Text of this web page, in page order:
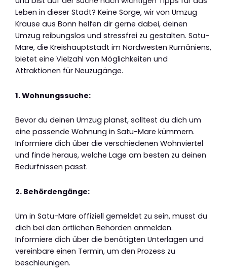
Leben in dieser Stadt? Keine Sorge, wir von Umzug
Krause aus Bonn helfen dir gerne dabei, deinen
Umzug reibungslos und stressfrei zu gestalten. Satu-
Mare, die Kreishauptstadt im Nordwesten Rumäniens,
bietet eine Vielzahl von Möglichkeiten und
Attraktionen für Neuzugänge.
1. Wohnungssuche:
Bevor du deinen Umzug planst, solltest du dich um
eine passende Wohnung in Satu-Mare kümmern.
Informiere dich über die verschiedenen Wohnviertel
und finde heraus, welche Lage am besten zu deinen
Bedürfnissen passt.
2. Behördengänge:
Um in Satu-Mare offiziell gemeldet zu sein, musst du
dich bei den örtlichen Behörden anmelden.
Informiere dich über die benötigten Unterlagen und
vereinbare einen Termin, um den Prozess zu
beschleunigen.